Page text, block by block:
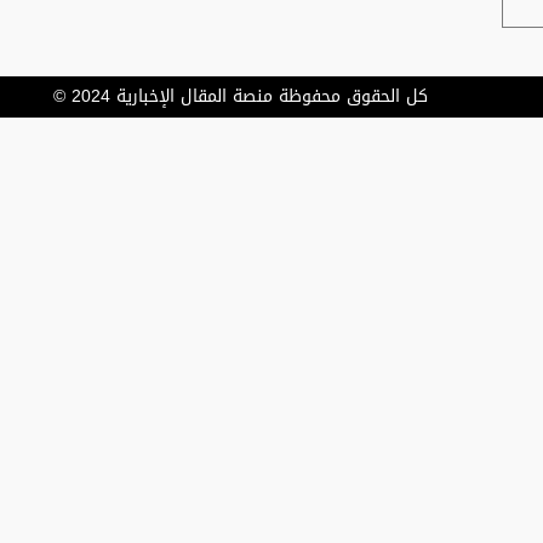
كل الحقوق محفوظة منصة المقال الإخبارية 2024 ©